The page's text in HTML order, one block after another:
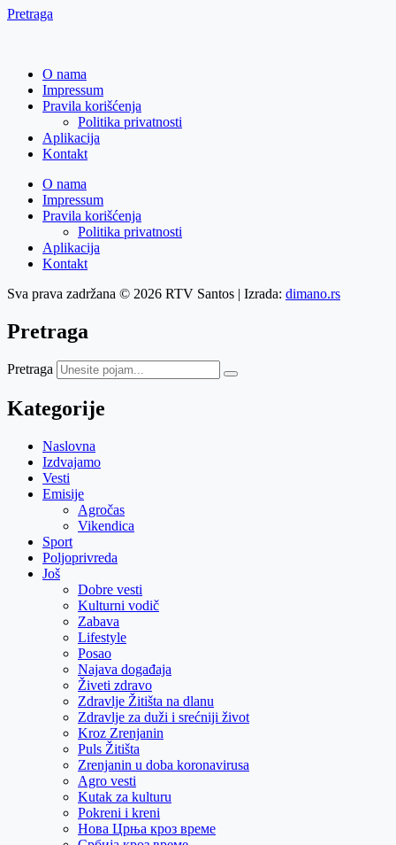
Pretraga
O nama
Impressum
Pravila korišćenja
Politika privatnosti
Aplikacija
Kontakt
O nama
Impressum
Pravila korišćenja
Politika privatnosti
Aplikacija
Kontakt
Sva prava zadržana © 2026 RTV Santos | Izrada: dimano.rs
Pretraga
Pretraga
Kategorije
Naslovna
Izdvajamo
Vesti
Emisije
Agročas
Vikendica
Sport
Poljoprivreda
Još
Dobre vesti
Kulturni vodič
Zabava
Lifestyle
Posao
Najava događaja
Živeti zdravo
Zdravlje Žitišta na dlanu
Zdravlje za duži i srećniji život
Kroz Zrenjanin
Puls Žitišta
Zrenjanin u doba koronavirusa
Agro vesti
Kutak za kulturu
Pokreni i kreni
Нова Црња кроз време